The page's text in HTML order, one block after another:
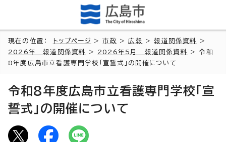
現在の位置： トップページ >市政 >広報 >報道関係資料
>
2026年 報道関係資料
> 2026年5月 報道関係資料
> 令和
8年度広島市立看護専門学校「宣誓式」の開催について
令和8年度広島市立看護専門学校「宣
誓式」の開催について